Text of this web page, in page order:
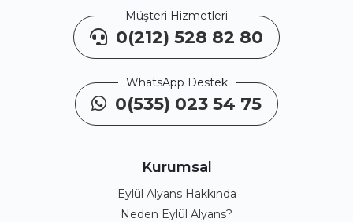
Müşteri Hizmetleri
0(212) 528 82 80
WhatsApp Destek
0(535) 023 54 75
Kurumsal
Eylül Alyans Hakkında
Neden Eylül Alyans?